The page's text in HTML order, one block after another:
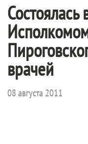
Состоялась
врачей
08 августа 2011